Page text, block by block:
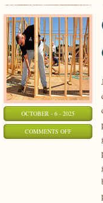
OCTOBER - 6 - 2025
COMMENTS OFFON